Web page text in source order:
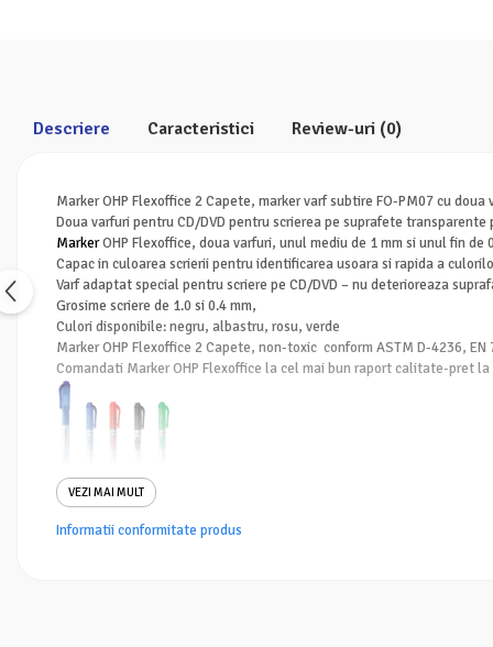
Descriere Caracteristici Review-uri (0)
Marker OHP Flexoffice 2 Capete, marker varf subtire FO-PM07 cu
Doua varfuri pentru CD/DVD pentru scrierea pe suprafete
MarkerOHP Flexoffice, doua varfuri, unul mediu de 1 mm si unul fin de
Capac in culoarea scrierii pentru identificarea usoara si rapida a
Varf adaptat special pentru scriere pe CD/DVD – nu deterioreaza
Grosime scriere de 1.0 si 0.4 mm,
Culori disponibile: negru, albastru, rosu, verde
Marker OHP Flexoffice 2 Capete, non-toxic conform ASTM D-4236, EN
Comandati Marker OHP Flexoffice la cel mai bun raport calitate-pret la
VEZI MAI MULT
Informatii conformitate produs